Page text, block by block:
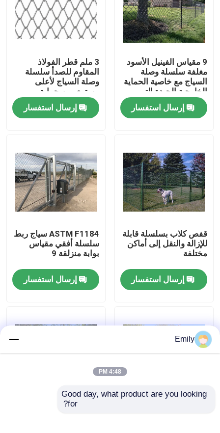
المنتجات
حولنا
جولة في المصنع
مراقبة الجودة
أخبار
توسيع شبكة الأسلاك المعدنية
9 مقياس الفينيل الأسود
مغلفة سلسلة وصلة
السياج مع خاصية الحماية
الخارجية الجيدة التي
مقاومة للصدأ
إرسال استفسار
3 ملم قطر الفولاذ
المقاوم للصدأ سلسلة
وصلة السياج لأعلى
مستوى من حماية
المحيط
إرسال استفسار
قفص كلاب بسلسلة قابلة
للإزالة والنقل إلى أماكن
مختلفة
إرسال استفسار
ASTM F1184 سياج ربط
سلسلة أفقي مقياس
بوابة منزلقة 9
إرسال استفسار
سياج شبكي يمنع الآفات
Emily
4:48 PM
Good day, what product are you looking
for?